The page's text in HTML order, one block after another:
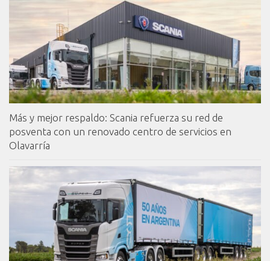
Más y mejor respaldo: Scania refuerza su red de
posventa con un renovado centro de servicios en
Olavarría